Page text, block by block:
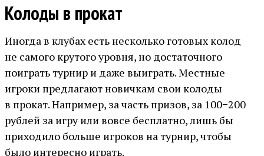
Колоды в прокат
Иногда в клубах есть несколько готовых колод
не самого крутого уровня, но достаточного
поиграть турнир и даже выиграть. Местные
игроки предлагают новичкам свои колоды
в прокат. Например, за часть призов, за 100−200
рублей за игру или вовсе бесплатно, лишь бы
приходило больше игроков на турнир, чтобы
было интересно играть.